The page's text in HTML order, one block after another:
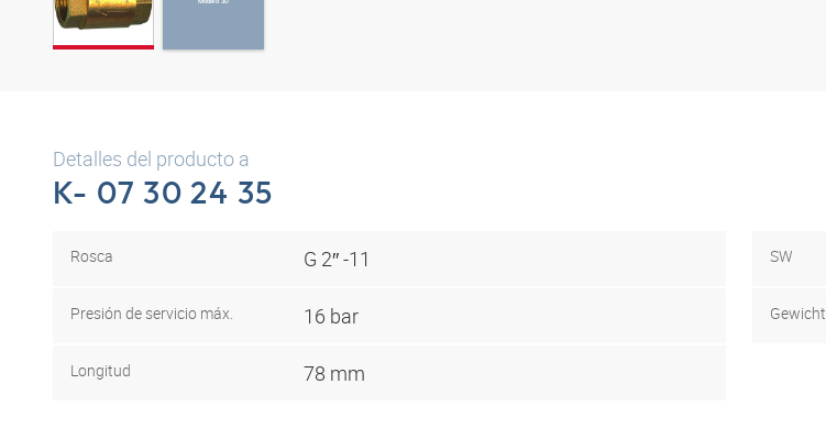
Detalles del producto a
K- 07 30 24 35
Rosca G 2″ -11
Presión de servicio máx. 16 bar
Longitud 78 mm
SW
Gewicht